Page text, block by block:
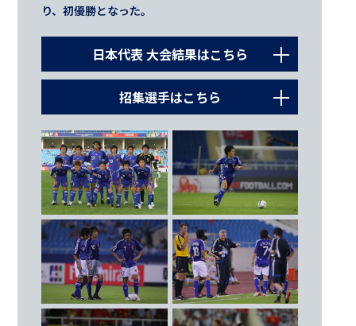
り、初優勝となった。
日本代表 大会結果はこちら
（60’ 高原直泰）
2007.7.13
グループステージ第2戦
アラブ首長国連邦
○ 3 - 1
（22’ 27’ 高原直泰 42’ 中村俊輔）
2007.7.16
グループステージ第3戦 ベトナム
○ 4 - 1
（12’ 59’ 巻誠一郎 31’ 遠藤保仁 52’ 中村俊輔）
招集選手はこちら
GK
1 川口 能活（ジュビロ磐田） Cap.
18 楢﨑 正剛（名古屋グランパスエイト）
23 川島 永嗣（川崎フロンターレ）
DF
2 今野 泰幸（ＦＣ東京）
駒野 友一（サンフレッチェ広島）
5 坪井 慶介（浦和レッズ）